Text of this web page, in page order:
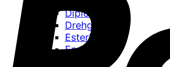
Diplomat
Drehgriffel
Esterbrook
Endless